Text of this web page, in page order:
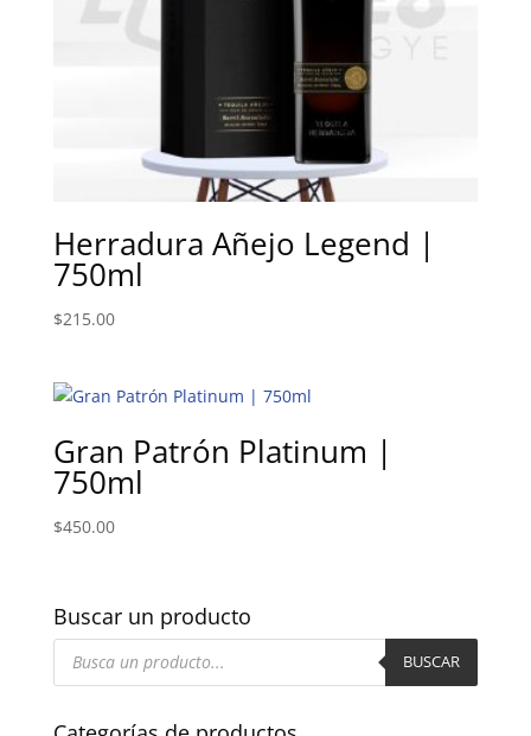
Herradura Añejo Legend |
750ml
$215.00
Gran Patrón Platinum |
750ml
$450.00
Buscar un producto
Búsqueda
BUSCAR